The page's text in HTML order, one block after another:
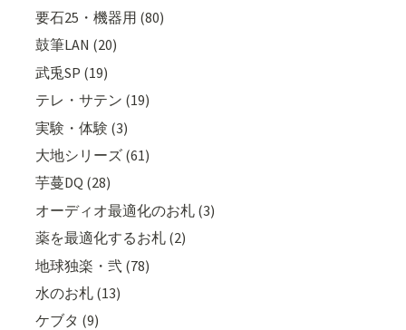
要石25・機器用 (80)
鼓筆LAN (20)
武兎SP (19)
テレ・サテン (19)
実験・体験 (3)
大地シリーズ (61)
芋蔓DQ (28)
オーディオ最適化のお札 (3)
薬を最適化するお札 (2)
地球独楽・弐 (78)
水のお札 (13)
ケブタ (9)